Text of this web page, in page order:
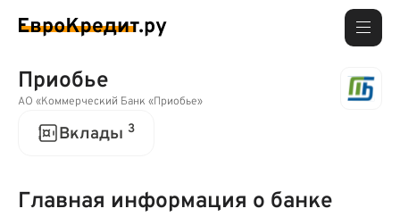
Приобье
АО «Коммерческий Банк «Приобье»
Вклады 3
Главная информация о банке